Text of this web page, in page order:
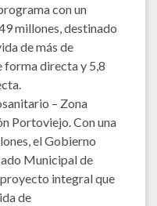
con un
millones, destinado
de más de
forma directa y 5,8
– Zona
Portoviejo. Con una
el Gobierno
Municipal de
integral que
de